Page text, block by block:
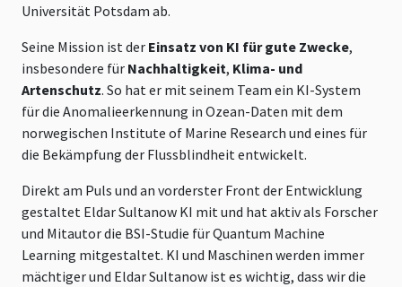
Universität Potsdam ab.
Seine Mission ist der Einsatz von KI für gute Zwecke,
insbesondere für Nachhaltigkeit, Klima- und
Artenschutz. So hat er mit seinem Team ein KI-System
für die Anomalieerkennung in Ozean-Daten mit dem
norwegischen Institute of Marine Research und eines für
die Bekämpfung der Flussblindheit entwickelt.
Direkt am Puls und an vorderster Front der Entwicklung
gestaltet Eldar Sultanow KI mit und hat aktiv als Forscher
und Mitautor die BSI-Studie für Quantum Machine
Learning mitgestaltet. KI und Maschinen werden immer
mächtiger und Eldar Sultanow ist es wichtig, dass wir die